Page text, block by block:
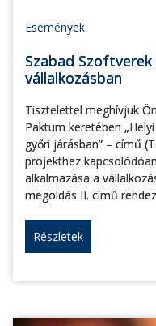
Események
Szabad
vállalkozásban
Tisztelettel meghívjuk
Paktum keretében
győri járásban” – című
projekthez
alkalmazása a
megoldás II. című
Részletek